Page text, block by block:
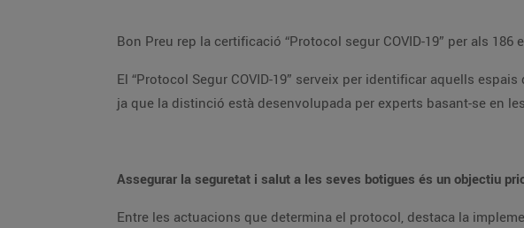
El “Protocol Segur COVID-19” serveix per identificar aquells espais que compleixen amb els estàndards més exigents per combatre i prevenir el coronavirus,
Entre les actuacions que determina el protocol, destaca la implementació de mesures higiènic-sanitàries, mesures tècniques de distanciament interpersonal,